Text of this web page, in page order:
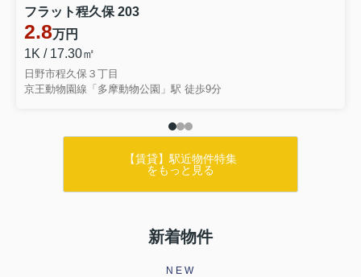
フラット程久保 203
2.8万円
1K / 17.30㎡
日野市程久保３丁目
京王動物園線「多摩動物公園」駅 徒歩9分
【賃貸】駅近物件特集
をもっと見る
新着物件
NEW